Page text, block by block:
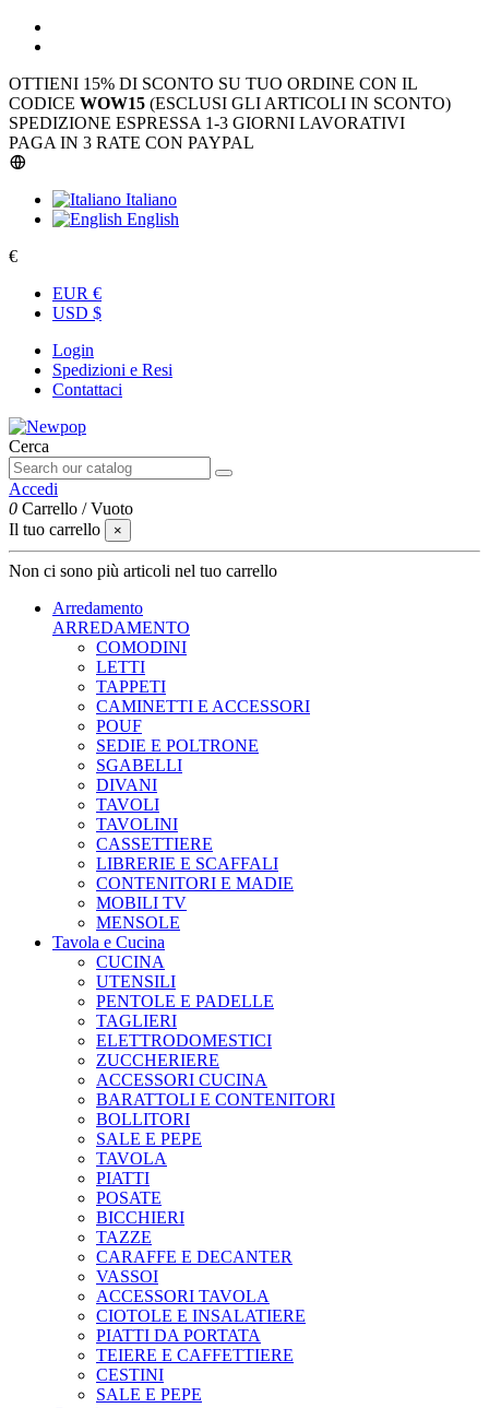
OTTIENI 15% DI SCONTO SU TUO ORDINE CON IL
CODICE WOW15 (ESCLUSI GLI ARTICOLI IN SCONTO)
SPEDIZIONE ESPRESSA 1-3 GIORNI LAVORATIVI
PAGA IN 3 RATE CON PAYPAL
Italiano
English
€
EUR €
USD $
Login
Spedizioni e Resi
Contattaci
Cerca
Accedi
0 Carrello /Vuoto
Il tuo carrello
×
Non ci sono più articoli nel tuo carrello
Arredamento
ARREDAMENTO
COMODINI
LETTI
TAPPETI
CAMINETTI E ACCESSORI
POUF
SEDIE E POLTRONE
SGABELLI
DIVANI
TAVOLI
TAVOLINI
CASSETTIERE
LIBRERIE E SCAFFALI
CONTENITORI E MADIE
MOBILI TV
MENSOLE
Tavola e Cucina
CUCINA
UTENSILI
PENTOLE E PADELLE
TAGLIERI
ELETTRODOMESTICI
ZUCCHERIERE
ACCESSORI CUCINA
BARATTOLI E CONTENITORI
BOLLITORI
SALE E PEPE
TAVOLA
PIATTI
POSATE
BICCHIERI
TAZZE
CARAFFE E DECANTER
VASSOI
ACCESSORI TAVOLA
CIOTOLE E INSALATIERE
PIATTI DA PORTATA
TEIERE E CAFFETTIERE
CESTINI
SALE E PEPE